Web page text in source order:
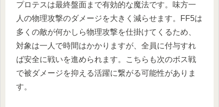
プロテスは最終盤面まで有効的な魔法です。味方一
人の物理攻撃のダメージを大きく減らせます。FF5は
多くの敵が何かしら物理攻撃を仕掛けてくるため、
対象は一人で時間はかかりますが、全員に付与すれ
ば安全に戦いを進められます。こちらも次のボス戦
で被ダメージを抑える活躍に繋がる可能性がありま
す。